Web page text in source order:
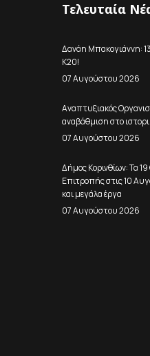
Τελευταία
Δανάη Μπακογιάννη:
Κ20!
07 Αυγούστου 2026
Αναπτυξιακός
αναβάθμιση στο
07 Αυγούστου 2026
Δήμος Κορινθίων: Τα
Επιτροπής στις 10
και μεγάλα έργα
07 Αυγούστου 2026